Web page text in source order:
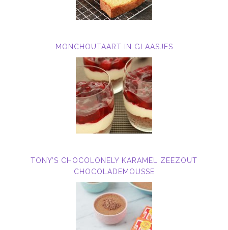
MONCHOUTAART IN GLAASJES
TONY’S CHOCOLONELY KARAMEL ZEEZOUT
CHOCOLADEMOUSSE